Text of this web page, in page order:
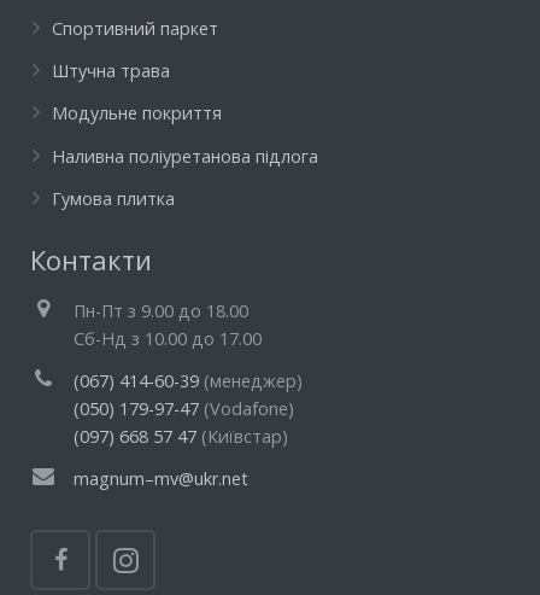
Спортивний паркет
Штучна трава
Модульне покриття
Наливна поліуретанова підлога
Гумова плитка
Контакти
Пн-Пт з 9.00 до 18.00
Cб-Нд з 10.00 до 17.00
(067) 414-60-39 (менеджер)
(050) 179-97-47 (Vodafone)
(097) 668 57 47 (Київстар)
magnum–mv@ukr.net